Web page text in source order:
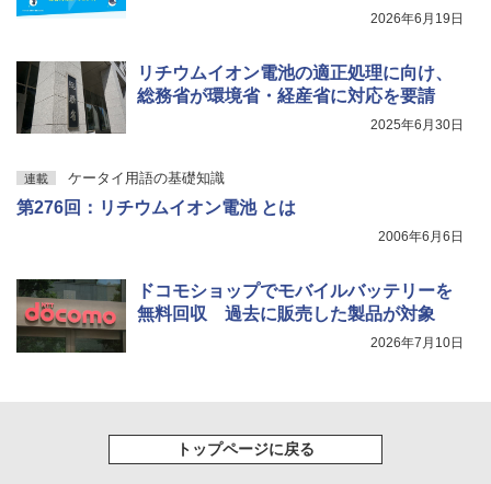
2026年6月19日
リチウムイオン電池の適正処理に向け、
総務省が環境省・経産省に対応を要請
2025年6月30日
連載 ケータイ用語の基礎知識
第276回：リチウムイオン電池 とは
2006年6月6日
ドコモショップでモバイルバッテリーを
無料回収 過去に販売した製品が対象
2026年7月10日
トップページに戻る